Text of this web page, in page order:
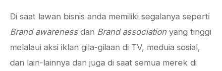
Di saat lawan bisnis anda memiliki segalanya seperti
Brand awarenessdan Brand association yang tinggi
melalaui aksi iklan gila-gilaan di TV, meduia sosial,
dan lain-lainnya dan juga di saat semua merek di